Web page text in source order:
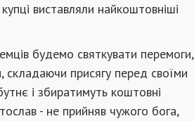
виставляли найкоштовніші
будемо святкувати перемоги,
складаючи при­сягу перед своїми
і збиратимуть коштовні
- не прийняв чужого бога,